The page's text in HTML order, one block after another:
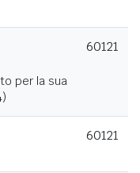
per la sua
60121
60121